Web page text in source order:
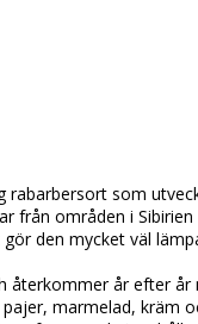
rabarbersort som
från områden i
den mycket väl
återkommer år efter
marmelad, kräm